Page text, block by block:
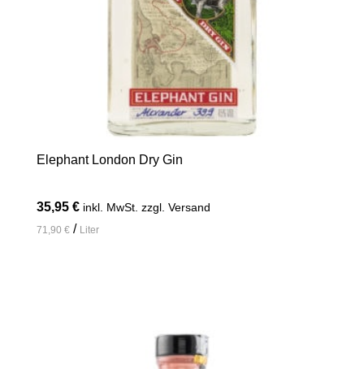
Elephant London Dry Gin
35,95 € inkl. MwSt. zzgl. Versand
71,90 €/ Liter